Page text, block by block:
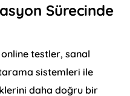
Sürecinde
testler, sanal
sistemleri ile
daha doğru bir